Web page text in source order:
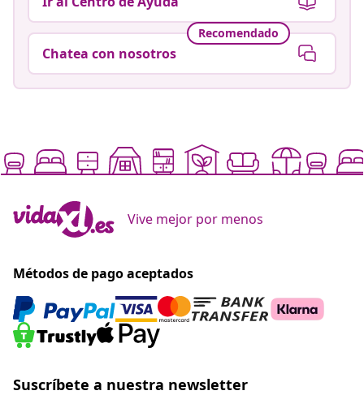
Recomendado
Chatea con nosotros
Vive mejor por menos
Métodos de pago aceptados
Suscríbete a nuestra newsletter